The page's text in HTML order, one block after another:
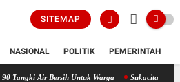
SITEMAP
NASIONAL POLITIK PEMERINTAH
Posko Relawan Ganefo Tangen Mencatat